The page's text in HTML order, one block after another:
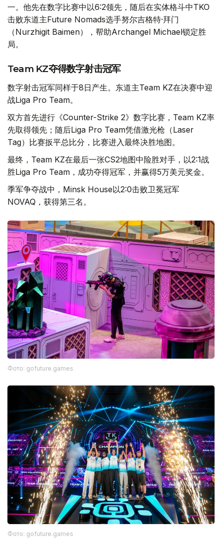
一。他先在数字比赛中以6:2领先，随后在实体格斗中TKO
击败东道主Future Nomads选手努尔吉格特·拜门
（Nurzhigit Baimen），帮助Archangel Michael锁定胜
局。
Team KZ夺得数字射击冠军
数字射击冠军同样于8日产生。东道主Team KZ在决赛中迎
战Liga Pro Team。
双方首先进行《Counter-Strike 2》数字比赛，Team KZ率
先取得领先；随后Liga Pro Team凭借激光枪（Laser
Tag）比赛扳平总比分，比赛进入最终决胜地图。
最终，Team KZ在最后一张CS2地图中险胜对手，以2:1战
胜Liga Pro Team，成功夺得冠军，并赢得5万美元奖金。
季军争夺战中，Minsk House以2:0击败卫冕冠军
NOVAQ，获得第三名。
Фото: gofuture.games
Фото: gofuture.games